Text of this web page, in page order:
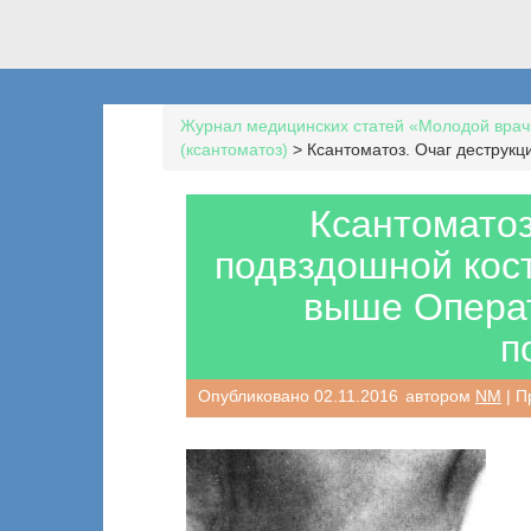
Журнал медицинских статей «Молодой
(ксантоматоз) > Ксантоматоз. Очаг
подвздошной
выше
Опубликовано 02.11.2016 автором NM |